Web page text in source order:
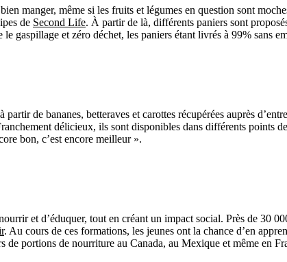
manger, même si les fruits et légumes en question sont
de Second Life. À partir de là, différents paniers sont
gaspillage et zéro déchet, les paniers étant livrés à 99% sans
de bananes, betteraves et carottes récupérées auprès
délicieux, ils sont disponibles dans différents points
bon, c’est encore meilleur ».
et d’éduquer, tout en créant un impact social. Près de 30
. Au cours de ces formations, les jeunes ont la chance d’en
portions de nourriture au Canada, au Mexique et même en